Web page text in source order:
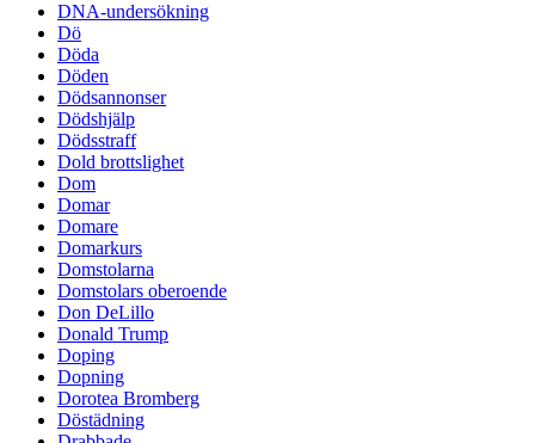
DNA-undersökning
Dö
Döda
Döden
Dödsannonser
Dödshjälp
Dödsstraff
Dold brottslighet
Dom
Domar
Domare
Domarkurs
Domstolarna
Domstolars oberoende
Don DeLillo
Donald Trump
Doping
Dopning
Dorotea Bromberg
Döstädning